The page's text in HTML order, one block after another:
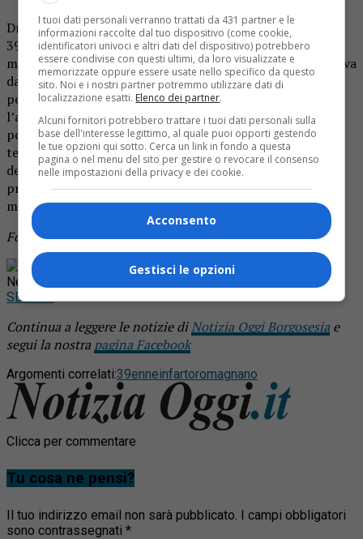
Dramma nel pomeriggio di ieri a Romagnano. Un uomo di
39 anni residente a Ghemme è stato fulminato da un
malore, probabilmente una crisi cardiaca, mentre si trovava
davanti agli ingressi di un supermercato. Numerose le
persone che sono accorse sul posto, e immediato è stato
l’allarme al 118. Ma gli operatori sanitari non hanno
potuto fare nulla per rianimare l’uomo, che è rimasto a
terra esanime. Alla fine si è solo potuto constatarne il
decesso. Si tratta di un ucraino residente a Ghemme, di
professione operaio in un’azienda della zona. Lascia la
mamma e la sorella.
Foto d’archivio
Rimani aggiornato seguendoci su Google
News!
SEGUICI
Continua a leggere le notizie diNotizia Oggi Borgosesia e
segui la nostra pagina Facebook
Argomenti correlati:39enneinfartoromagnano
Clicca per commentare
Tu cosa ne pensi?
Il tuo indirizzo email non sarà pubblicato. I campi obbligatori
sono contrassegnati *
I tuoi dati personali verranno trattati da 431 partner e le
informazioni raccolte dal tuo dispositivo (come cookie,
identificatori univoci e altri dati del dispositivo) potrebbero
essere condivise con questi ultimi, da loro visualizzate e
memorizzate oppure essere usate nello specifico da questo
sito. Noi e i nostri partner potremmo utilizzare dati di
localizzazione esatti. Elenco dei partner.
Alcuni fornitori potrebbero trattare i tuoi dati personali sulla
base dell'interesse legittimo, al quale puoi opporti gestendo
le tue opzioni qui sotto. Cerca un link in fondo a questa
pagina o nel menu del sito per gestire o revocare il consenso
nelle impostazioni della privacy e dei cookie.
Acconsento
Gestisci le opzioni